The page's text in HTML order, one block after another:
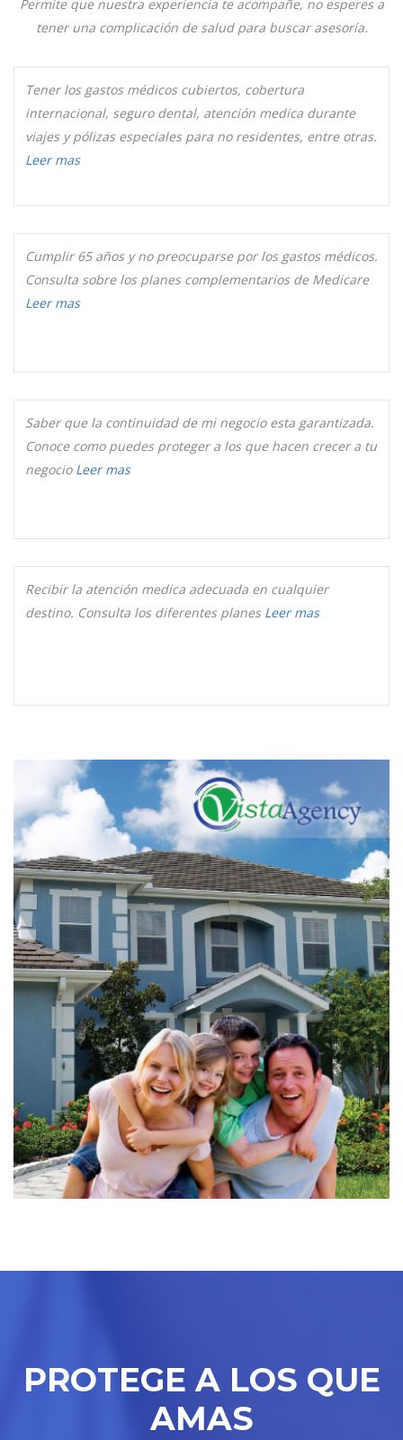
Permite que nuestra experiencia te acompañe, no esperes a
tener una complicación de salud para buscar asesoría.
Tener los gastos médicos cubiertos, cobertura
internacional, seguro dental, atención medica durante
viajes y pólizas especiales para no residentes, entre otras.
Leer mas
Cumplir 65 años y no preocuparse por los gastos médicos.
Consulta sobre los planes complementarios de Medicare
Leer mas
Saber que la continuidad de mi negocio esta garantizada.
Conoce como puedes proteger a los que hacen crecer a tu
negocio Leer mas
Recibir la atención medica adecuada en cualquier
destino. Consulta los diferentes planesLeer mas
PROTEGE A LOS QUE
AMAS